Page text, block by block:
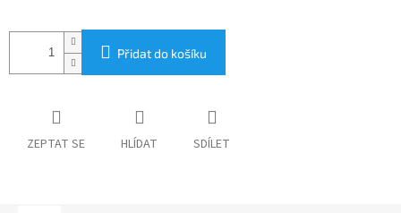
Přidat do košíku
ZEPTAT SE HLÍDAT SDÍLET